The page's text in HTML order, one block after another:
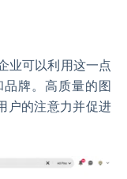
业可以利用这一点
牌。高质量的图
户的注意力并促进